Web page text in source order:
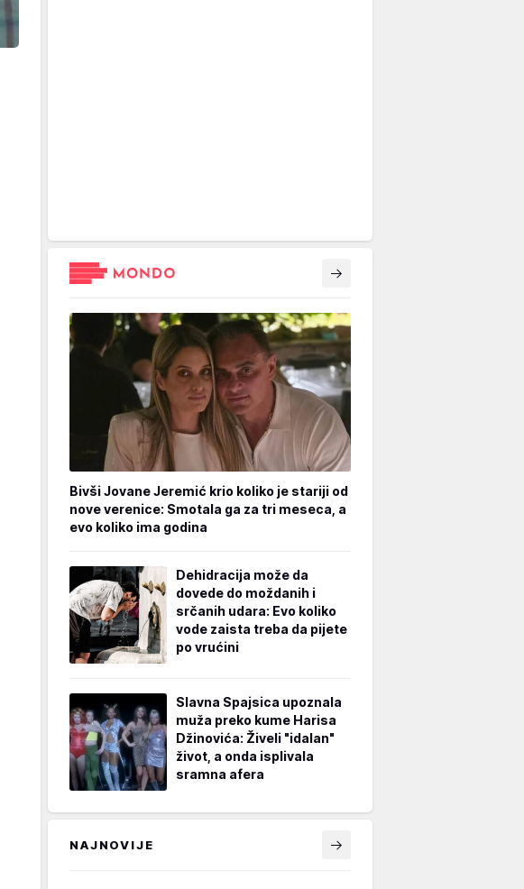
Bivši Jovane Jeremić krio koliko je stariji od
nove verenice: Smotala ga za tri meseca, a
evo koliko ima godina
Dehidracija može da
dovede do moždanih i
srčanih udara: Evo koliko
vode zaista treba da pijete
po vrućini
Slavna Spajsica upoznala
muža preko kume Harisa
Džinovića: Živeli "idalan"
život, a onda isplivala
sramna afera
NAJNOVIJE